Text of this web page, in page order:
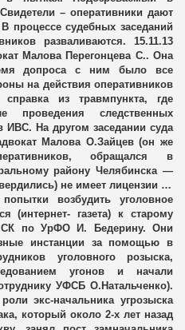
– оперативники дают
процессе судебных заседаний
разваливаются. 15.11.13
Малова Перегонцева С.. Она
допроса с ним было все
на действия оперативников
из травмпункта, где
проведения следственных
На другом заседании суда
Малова О.Зайцев (он же
обращался в
району Челябинска —
не имеет лицензии …
возбудить уголовное
(интернет- газета) к старому
СК по УрФО И. Бедерину. Они
инстанции за помощью в
уголовного розыска,
угонов и начали
УФСБ О.Натальченко).
экс-начальника угрозыска
который около 2-х лет назад